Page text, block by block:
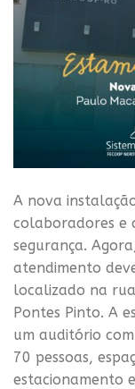
A nova
colaboradores e
segurança.
atendimento
localizado na
Pontes Pinto. A
um auditório
70 pessoas,
estacionamento